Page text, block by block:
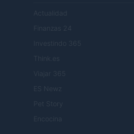
Actualidad
Finanzas 24
Investindo 365
Think.es
Viajar 365
ES Newz
Pet Story
Encocina